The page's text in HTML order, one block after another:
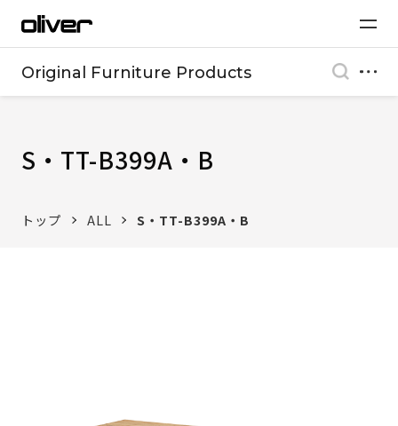
Original Furniture Products
S・TT-B399A・B
トップ ALL S・TT-B399A・B